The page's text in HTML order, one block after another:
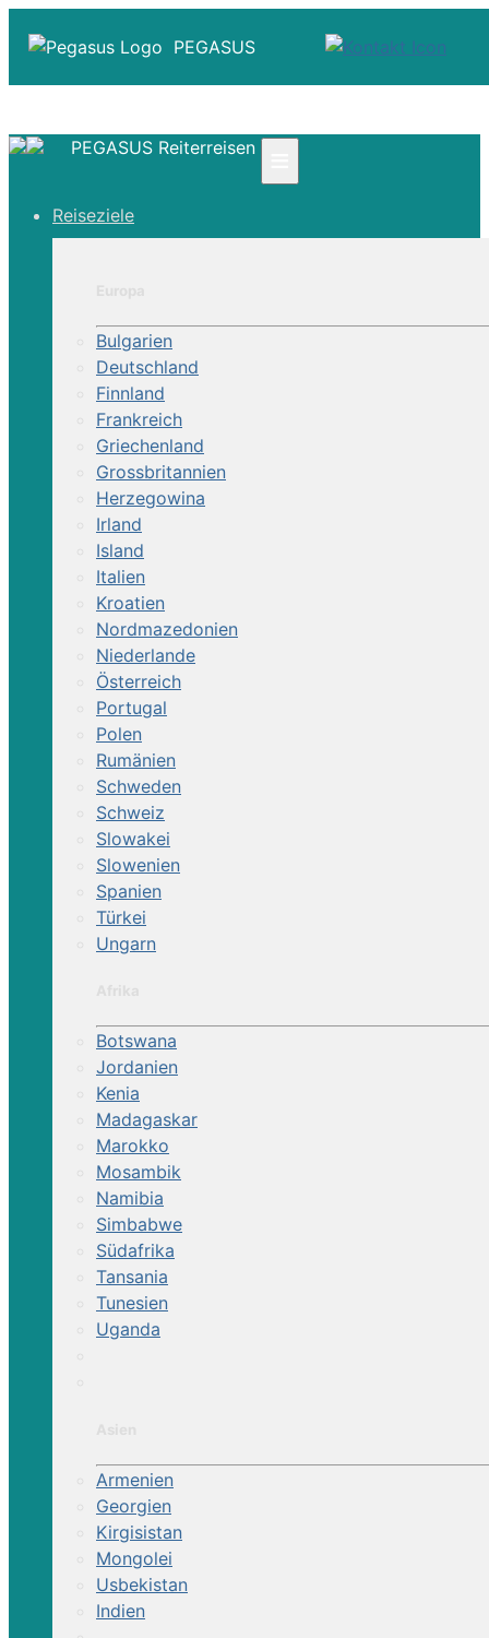
PEGASUS
☎ Deutschland 0800 - 505 18 01
Über Uns
PEGASUS Reiterreisen
Reiseziele
Bulgarien
Deutschland
Finnland
Frankreich
Griechenland
Grossbritannien
Herzegowina
Irland
Island
Italien
Kroatien
Nordmazedonien
Niederlande
Österreich
Portugal
Polen
Rumänien
Schweden
Schweiz
Slowakei
Slowenien
Spanien
Türkei
Ungarn
Botswana
Jordanien
Kenia
Madagaskar
Marokko
Mosambik
Namibia
Simbabwe
Südafrika
Tansania
Tunesien
Uganda
Armenien
Georgien
Kirgisistan
Mongolei
Usbekistan
Indien